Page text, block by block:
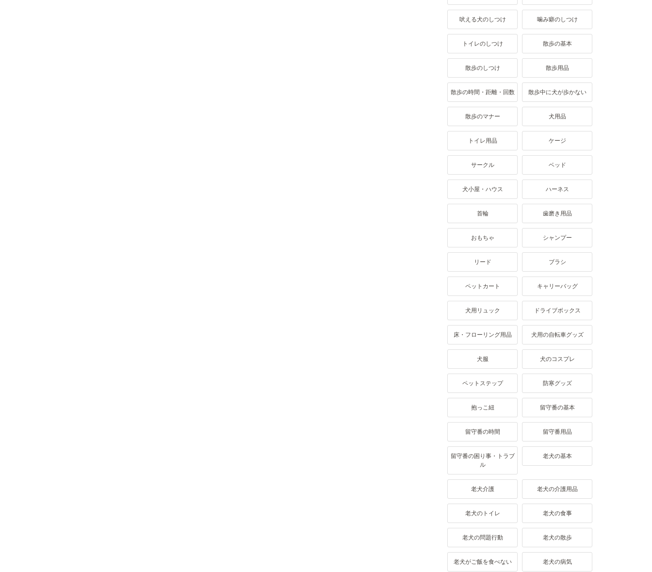
吠える犬のしつけ 噛み癖のしつけ
トイレのしつけ 散歩の基本
散歩のしつけ 散歩用品
散歩の時間・距離・回数 散歩中に犬が歩かない
散歩のマナー 犬用品
トイレ用品 ケージ
サークル ベッド
犬小屋・ハウス ハーネス
首輪 歯磨き用品
おもちゃ シャンプー
リード ブラシ
ペットカート キャリーバッグ
犬用リュック ドライブボックス
床・フローリング用品 犬用の自転車グッズ
犬服 犬のコスプレ
ペットステップ 防寒グッズ
抱っこ紐 留守番の基本
留守番の時間 留守番用品
留守番の困り事・トラブ
ル
老犬の基本
老犬介護 老犬の介護用品
老犬のトイレ 老犬の食事
老犬の問題行動 老犬の散歩
老犬がご飯を食べない 老犬の病気